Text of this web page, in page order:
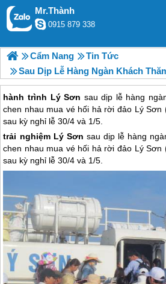
Mr.Thành
0915 879 338
Cẩm Nang
Tin Tức
Sau Dịp Lễ Hàng Ngàn Khách Thăm
hành trình Lý Sơn sau dịp lễ hàng
chen nhau mua vé hối hả rời đảo Lý Sơn
sau kỳ nghỉ lễ 30/4 và 1/5.
trải nghiệm Lý Sơn sau dịp lễ hàng
chen nhau mua vé hối hả rời đảo Lý Sơn
sau kỳ nghỉ lễ 30/4 và 1/5.